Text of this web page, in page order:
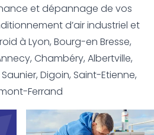
et dépannage de vos
d’air industriel et
à Lyon, Bourg-en Bresse,
Chambéry, Albertville,
Digoin, Saint-Etienne,
Ferrand